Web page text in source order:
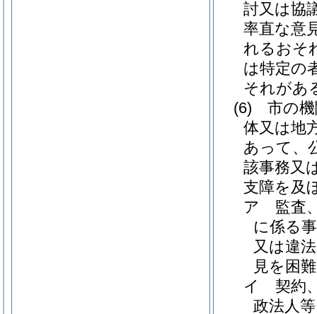
討又は協
率直な意
れるおそ
は特定の
それがあ
(6)
市の
体又は地
あって、
該事務又
支障を及
ア
監査
に係る
又は違
見を困
イ
契約
政法人